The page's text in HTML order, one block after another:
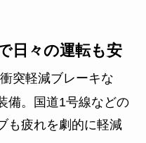
日々の運転も安
突軽減ブレーキな
備。国道1号線などの
も疲れを劇的に軽減